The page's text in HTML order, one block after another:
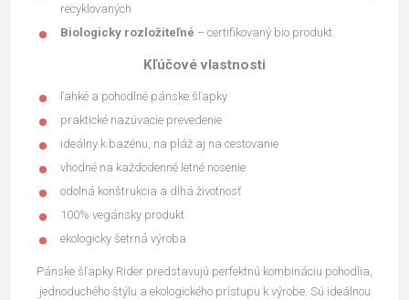
recyklovaných
Biologicky rozložiteľné – certifikovaný bio produkt
Kľúčové vlastnosti
ľahké a pohodlné pánske šľapky
praktické nazúvacie prevedenie
ideálny k bazénu, na pláž aj na cestovanie
vhodné na každodenné letné nosenie
odolná konštrukcia a dlhá životnosť
100% vegánsky produkt
ekologicky šetrná výroba
Pánske šľapky Rider predstavujú perfektnú kombináciu pohodlia,
jednoduchého štýlu a ekologického prístupu k výrobe. Sú ideálnou